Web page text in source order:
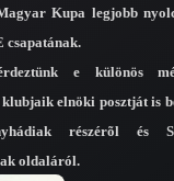
Kupa legjobb
csapatának.
e különös
klubjaik elnöki posztját is
részérõl és
oldaláról.